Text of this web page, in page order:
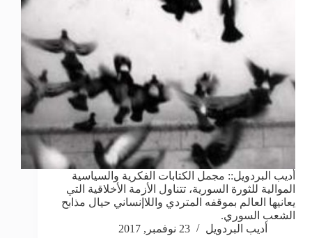
أديب البردويل:: مجمل الكتابات الفكرية والسياسية
الموالية للثورة السورية، تتناول الأزمة الأخلاقية التي
يعانيها العالم بموقفه المتردي واللاإنساني حيال مذابح
الشعب السوري.
أديب البردويل
23 نوفمبر, 2017